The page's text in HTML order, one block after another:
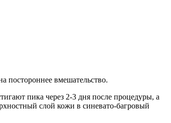
постороннее вмешательство.
пика через 2-3 дня после процедуры, а
слой кожи в синевато-багровый